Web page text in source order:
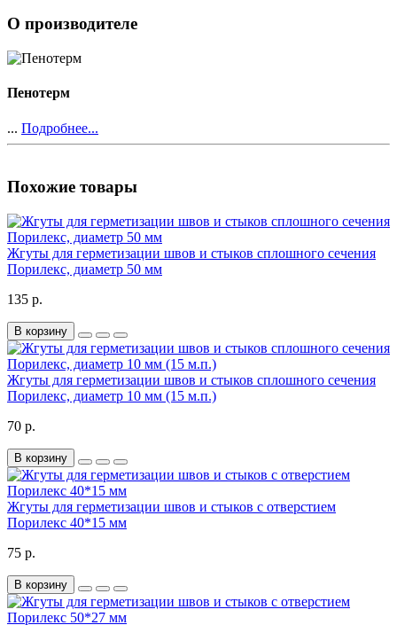
О производителе
Пенотерм
... Подробнее...
Похожие товары
Жгуты для герметизации швов и стыков сплошного сечения
Порилекс, диаметр 50 мм
135 р.
В корзину
Жгуты для герметизации швов и стыков сплошного сечения
Порилекс, диаметр 10 мм (15 м.п.)
70 р.
В корзину
Жгуты для герметизации швов и стыков с отверстием
Порилекс 40*15 мм
75 р.
В корзину